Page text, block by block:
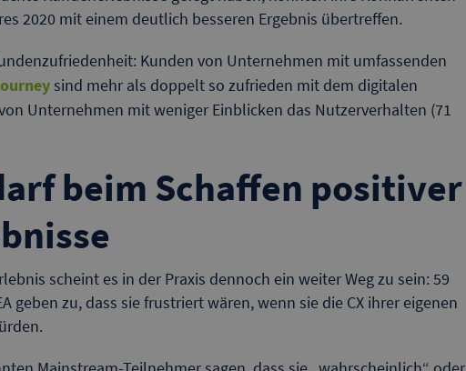
2020 mit einem deutlich besseren Ergebnis übertreffen.
Kunden von Unternehmen mit umfassenden
sind mehr als doppelt so zufrieden mit dem digitalen
Unternehmen mit weniger Einblicken das Nutzerverhalten (71
beim Schaffen positiver
scheint es in der Praxis dennoch ein weiter Weg zu sein: 59
geben zu, dass sie frustriert wären, wenn sie die CX ihrer eigenen